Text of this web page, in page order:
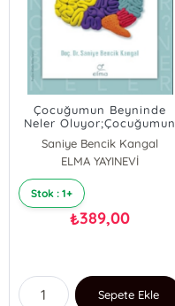
Çocuğumun Beyninde
Neler Oluyor;Çocuğumun
Beyninde Neler Oluyor ?
Saniye Bencik Kangal
ELMA YAYINEVİ
Stok : 1+
₺389,00
Sepete Ekle